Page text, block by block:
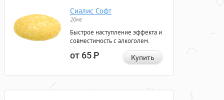
Сиалис Софт
20мг
Быстрое наступление эффекта и
совместимость с алкоголем.
от 65Р Купить